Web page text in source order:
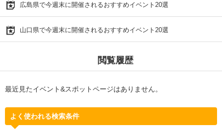
広島県で今週末に開催されるおすすめイベント20選
山口県で今週末に開催されるおすすめイベント20選
閲覧履歴
最近見たイベント&スポットページはありません。
よく使われる検索条件